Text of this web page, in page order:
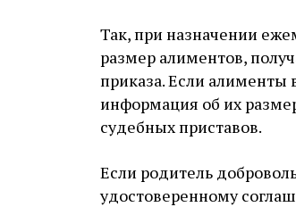
Так, при назначении
размер алиментов,
приказа. Если
информация об их
судебных приставов.
Если родитель
удостоверенному